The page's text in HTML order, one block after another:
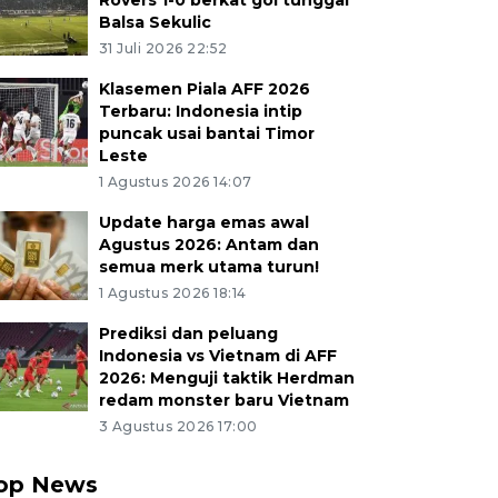
Balsa Sekulic
31 Juli 2026 22:52
Klasemen Piala AFF 2026
Terbaru: Indonesia intip
puncak usai bantai Timor
Leste
1 Agustus 2026 14:07
Update harga emas awal
Agustus 2026: Antam dan
semua merk utama turun!
1 Agustus 2026 18:14
Prediksi dan peluang
Indonesia vs Vietnam di AFF
2026: Menguji taktik Herdman
redam monster baru Vietnam
3 Agustus 2026 17:00
News